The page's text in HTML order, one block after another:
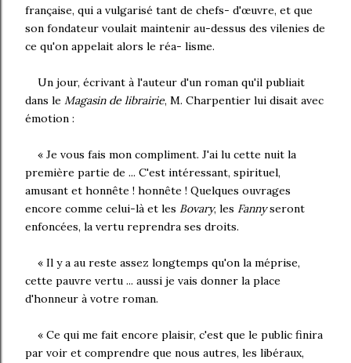
française, qui a vulgarisé tant de chefs- d'œuvre, et que
son fondateur voulait maintenir au-dessus des vilenies de
ce qu'on appelait alors le réa- lisme.
Un jour, écrivant à l'auteur d'un roman qu'il publiait
dans le Magasin de librairie, M. Charpentier lui disait avec
émotion :
« Je vous fais mon compliment. J'ai lu cette nuit la
première partie de ... C'est intéressant, spirituel,
amusant et honnête ! honnête ! Quelques ouvrages
encore comme celui-là et les Bovary, les Fannyseront
enfoncées, la vertu reprendra ses droits.
« Il y a au reste assez longtemps qu'on la méprise,
cette pauvre vertu ... aussi je vais donner la place
d'honneur à votre roman.
« Ce qui me fait encore plaisir, c'est que le public finira
par voir et comprendre que nous autres, les libéraux,